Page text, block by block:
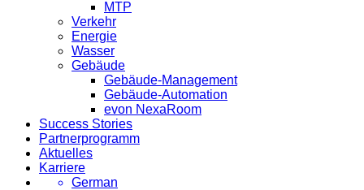
MTP
Verkehr
Energie
Wasser
Gebäude
Gebäude-Management
Gebäude-Automation
evon NexaRoom
Success Stories
Partnerprogramm
Aktuelles
Karriere
German